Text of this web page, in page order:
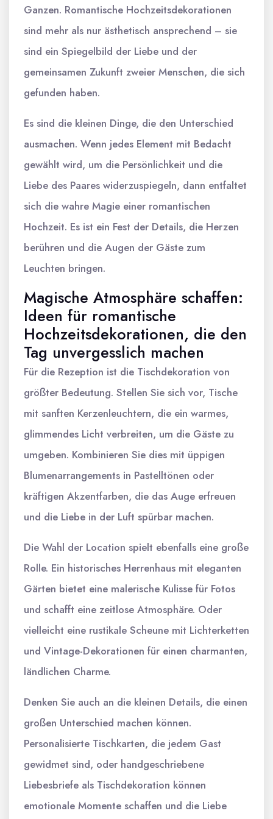
Ganzen. Romantische Hochzeitsdekorationen
sind mehr als nur ästhetisch ansprechend – sie
sind ein Spiegelbild der Liebe und der
gemeinsamen Zukunft zweier Menschen, die sich
gefunden haben.
Es sind die kleinen Dinge, die den Unterschied
ausmachen. Wenn jedes Element mit Bedacht
gewählt wird, um die Persönlichkeit und die
Liebe des Paares widerzuspiegeln, dann entfaltet
sich die wahre Magie einer romantischen
Hochzeit. Es ist ein Fest der Details, die Herzen
berühren und die Augen der Gäste zum
Leuchten bringen.
Magische Atmosphäre schaffen:
Ideen für romantische
Hochzeitsdekorationen, die den
Tag unvergesslich machen
Für die Rezeption ist die Tischdekoration von
größter Bedeutung. Stellen Sie sich vor, Tische
mit sanften Kerzenleuchtern, die ein warmes,
glimmendes Licht verbreiten, um die Gäste zu
umgeben. Kombinieren Sie dies mit üppigen
Blumenarrangements in Pastelltönen oder
kräftigen Akzentfarben, die das Auge erfreuen
und die Liebe in der Luft spürbar machen.
Die Wahl der Location spielt ebenfalls eine große
Rolle. Ein historisches Herrenhaus mit eleganten
Gärten bietet eine malerische Kulisse für Fotos
und schafft eine zeitlose Atmosphäre. Oder
vielleicht eine rustikale Scheune mit Lichterketten
und Vintage-Dekorationen für einen charmanten,
ländlichen Charme.
Denken Sie auch an die kleinen Details, die einen
großen Unterschied machen können.
Personalisierte Tischkarten, die jedem Gast
gewidmet sind, oder handgeschriebene
Liebesbriefe als Tischdekoration können
emotionale Momente schaffen und die Liebe